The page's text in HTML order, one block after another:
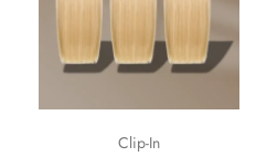
Clip-In